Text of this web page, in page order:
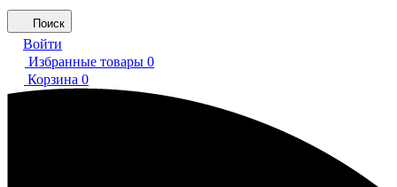
Поиск
Войти
Избранные товары 0
Корзина 0